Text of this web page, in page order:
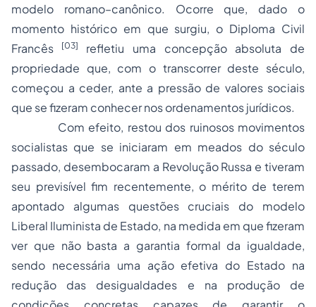
modelo romano–canônico. Ocorre que, dado o
momento histórico em que surgiu, o Diploma Civil
Francês [03]
refletiu uma concepção absoluta de
propriedade que, com o transcorrer deste século,
começou a ceder, ante a pressão de valores sociais
que se fizeram conhecer nos ordenamentos jurídicos.
Com efeito, restou dos ruinosos movimentos
socialistas que se iniciaram em meados do século
passado, desembocaram a Revolução Russa e tiveram
seu previsível fim recentemente, o mérito de terem
apontado algumas questões cruciais do modelo
Liberal Iluminista de Estado, na medida em que fizeram
ver que não basta a garantia formal da igualdade,
sendo necessária uma ação efetiva do Estado na
redução das desigualdades e na produção de